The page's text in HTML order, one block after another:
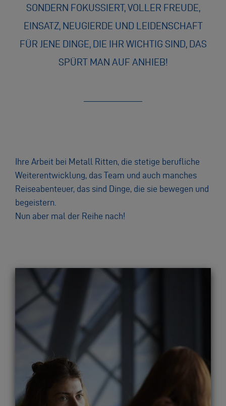
SONDERN FOKUSSIERT, VOLLER FREUDE,
EINSATZ, NEUGIERDE UND LEIDENSCHAFT
FÜR JENE DINGE, DIE IHR WICHTIG SIND, DAS
SPÜRT MAN AUF ANHIEB!
Ihre Arbeit bei Metall Ritten, die stetige berufliche
Weiterentwicklung, das Team und auch manches
Reiseabenteuer, das sind Dinge, die sie bewegen und
begeistern.
Nun aber mal der Reihe nach!